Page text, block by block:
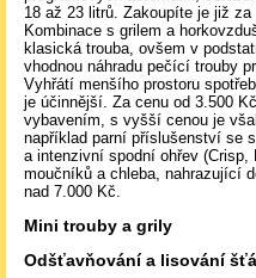
18 až 23 litrů. Zakoupíte je již
Kombinace s grilem a
klasická trouba, ovšem v
vhodnou náhradu pečící trouby
Vyhřátí menšího prostoru
je účinnější. Za cenu od 3.500
vybavením, s vyšší cenou je
například parní příslušenství se
a intenzivní spodní ohřev
moučníků a chleba, nahrazující
nad 7.000 Kč.
Mini trouby a grily
Odšťavňování a lisování